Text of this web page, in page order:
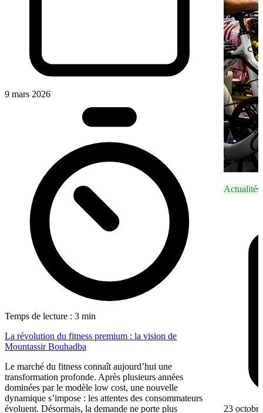
9 mars 2026
Temps de lecture : 3 min
La révolution du fitness premium : la vision de
Mountassir Bouhadba
Le marché du fitness connaît aujourd’hui une
transformation profonde. Après plusieurs années
dominées par le modèle low cost, une nouvelle
dynamique s’impose : les attentes des consommateurs
évoluent. Désormais, la demande ne porte plus
Actualités
23